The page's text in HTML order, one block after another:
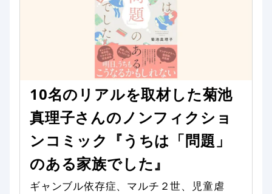
10名のリアルを取材した菊池
真理子さんのノンフィクショ
ンコミック『うちは「問題」
のある家族でした』
ギャンブル依存症、マルチ２世、児童虐